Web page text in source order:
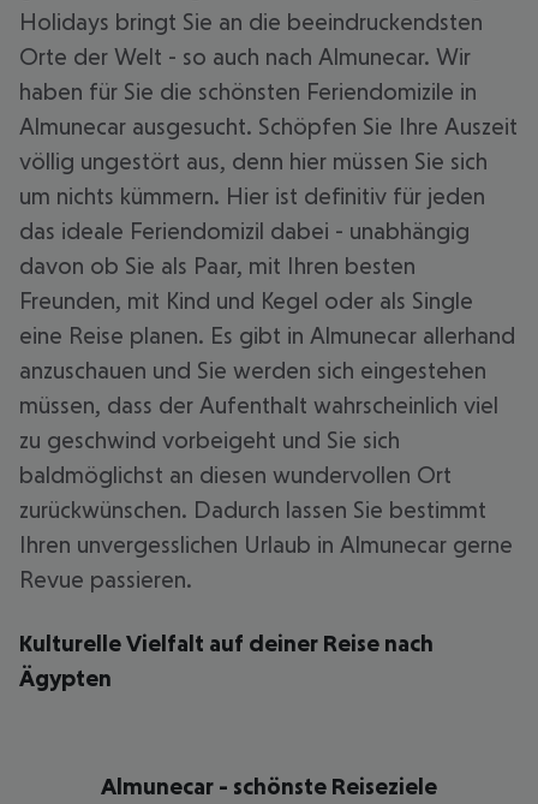
Holidays bringt Sie an die beeindruckendsten
Orte der Welt - so auch nach Almunecar. Wir
haben für Sie die schönsten Feriendomizile in
Almunecar ausgesucht. Schöpfen Sie Ihre Auszeit
völlig ungestört aus, denn hier müssen Sie sich
um nichts kümmern. Hier ist definitiv für jeden
das ideale Feriendomizil dabei - unabhängig
davon ob Sie als Paar, mit Ihren besten
Freunden, mit Kind und Kegel oder als Single
eine Reise planen. Es gibt in Almunecar allerhand
anzuschauen und Sie werden sich eingestehen
müssen, dass der Aufenthalt wahrscheinlich viel
zu geschwind vorbeigeht und Sie sich
baldmöglichst an diesen wundervollen Ort
zurückwünschen. Dadurch lassen Sie bestimmt
Ihren unvergesslichen Urlaub in Almunecar gerne
Revue passieren.
Kulturelle Vielfalt auf deiner Reise nach
Ägypten
Almunecar - schönste Reiseziele